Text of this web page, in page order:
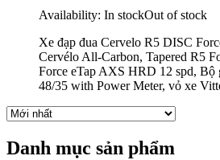
Availability: In stockOut of stock
Xe đạp đua Cervelo R5 DISC
Cervélo All-Carbon, Tapered R5
Force eTap AXS HRD 12 spd,
48/35 with Power Meter, vỏ xe
Danh mục sản phẩm